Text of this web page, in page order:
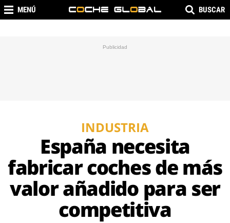
MENÚ BUSCAR
INDUSTRIA
España necesita
fabricar coches de más
valor añadido para ser
competitiva